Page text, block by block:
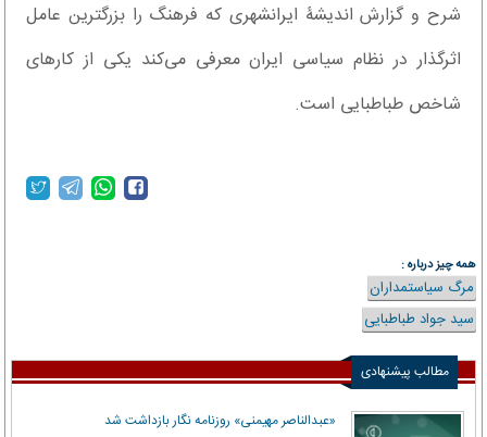
شرح و گزارش اندیشۀ ایرانشهری‌ که فرهنگ را بزرگترین عامل
اثرگذار در نظام سیاسی ایران معرفی می‌کند یکی از کارهای
شاخص طباطبایی است.
همه چیز درباره :
مرگ سیاستمداران
سید جواد طباطبایی
مطالب پیشنهادی
«عبدالناصر مهیمنی» روزنامه نگار بازداشت شد